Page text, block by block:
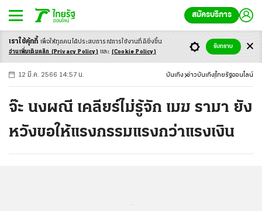
สมัครบริการ
-ก ก ก+
12 มี.ค. 2566 14:57 น. บันเทิง ข่าวบันเทิง ไทยรัฐออนไลน์
จ๊ะ นงผณี เคลียร์ไม่รู้จัก เมฆ รามา ยัง
หวังขอให้แรงกรรมแรงกว่าแรงเงิน
เราใช้คุ้กกี้ เพื่อให้ทุกคนได้ประสบการณ์การใช้งานที่ดียิ่งขึ้น
อ่านเพิ่มเติมคลิก (Privacy Policy) และ (Cookie Policy)
รับทราบ